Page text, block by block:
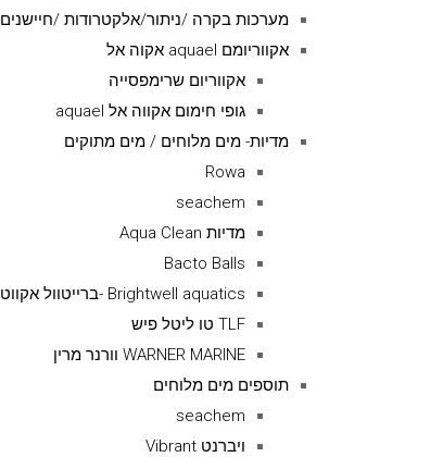
מערכות בקרה /ניתור/אלקטרודות /חיישנים
אקווריומם aquael אקוה אל
אקווריום שרימפסייה
גופי חימום אקווה אל aquael
מדיות- מים מלוחים / מים מתוקים
Rowa
seachem
מדיות Aqua Clean
Bacto Balls
Brightwell aquatics -ברייטוול אקווטיקס
TLF טו ליטל פיש
WARNER MARINE וורנר מרין
תוספים מים מלוחים
seachem
ויברנט Vibrant